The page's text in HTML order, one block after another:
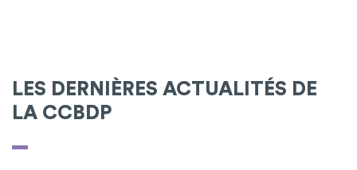
LES DERNIÈRES ACTUALITÉS DE
LA CCBDP